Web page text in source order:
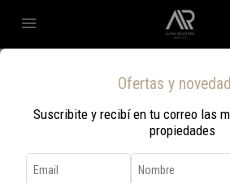
Ofertas y
Suscribite y recibí en tu correo las
propiedades